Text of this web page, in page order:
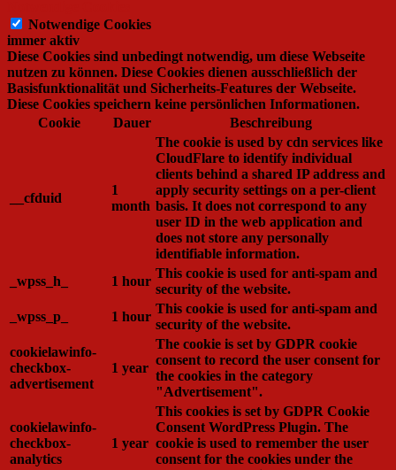
Notwendige Cookies
immer aktiv
Diese Cookies sind unbedingt notwendig, um diese Webseite
nutzen zu können. Diese Cookies dienen ausschließlich der
Basisfunktionalität und Sicherheits-Features der Webseite.
Diese Cookies speichern keine persönlichen Informationen.
Cookie
Dauer Beschreibung
__cfduid
1
month
The cookie is used by cdn services like
CloudFlare to identify individual
clients behind a shared IP address and
apply security settings on a per-client
basis. It does not correspond to any
user ID in the web application and
does not store any personally
identifiable information.
_wpss_h_
1 hour
This cookie is used for anti-spam and
security of the website.
_wpss_p_
1 hour
This cookie is used for anti-spam and
security of the website.
cookielawinfo-
checkbox-
advertisement
1 year
The cookie is set by GDPR cookie
consent to record the user consent for
the cookies in the category
"Advertisement".
cookielawinfo-
checkbox-
analytics
1 year
This cookies is set by GDPR Cookie
Consent WordPress Plugin. The
cookie is used to remember the user
consent for the cookies under the